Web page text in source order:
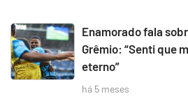
Enamorado fala
Grêmio: “Senti que
eterno”
há 5 meses